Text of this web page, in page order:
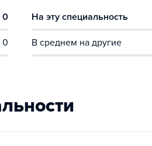
0
0
На эту специальность
В среднем на другие